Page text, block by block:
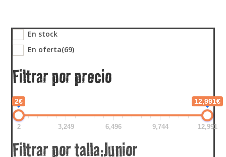
En stock
En oferta(69)
Filtrar por precio
2€ 12,991€
2 3,249 6,496 9,744 12,991